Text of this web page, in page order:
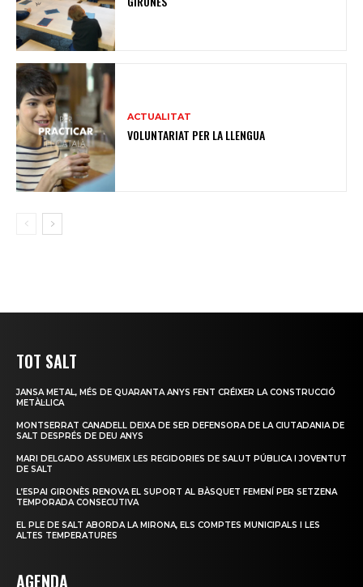
ACTUALITAT
VOLUNTARIAT PER LA LLENGUA
TOT SALT
JANSA METAL, MÉS DE QUARANTA ANYS FENT CRÉIXER LA CONSTRUCCIÓ
METÀL·LICA
MONTSERRAT CANADELL DEIXA DE SER DEFENSORA DE LA CIUTADANIA DE
SALT DESPRÉS DE DEU ANYS
MARI DELGADO ASSUMEIX LES REGIDORIES DE SALUT PÚBLICA I JOVENTUT
DE SALT
L’ESPAI GIRONÈS RENOVA EL SUPORT AL BÀSQUET FEMENÍ PER SETZENA
TEMPORADA CONSECUTIVA
EL PLE DE SALT ABORDA LA MIRONA, ELS COMPTES MUNICIPALS I LES
ALTES TEMPERATURES
AGENDA